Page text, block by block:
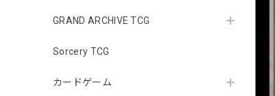
GRAND ARCHIVE TCG
Sorcery TCG
カードゲーム